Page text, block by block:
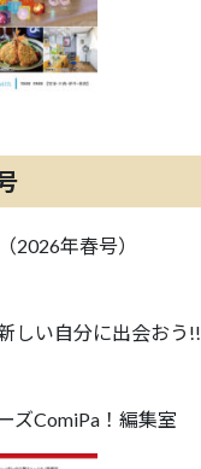
2026年春号）
しい自分に出会おう!!
ズComiPa！編集室